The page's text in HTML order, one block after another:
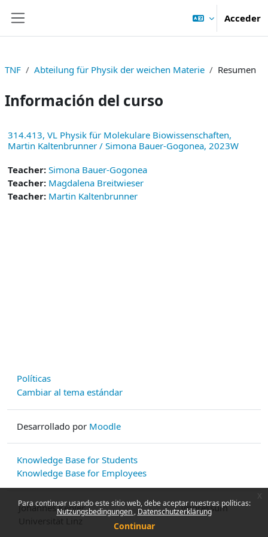
Para continuar usando este sitio web, debe aceptar nuestras políticas:
Nutzungsbedingungen Datenschutzerklärung
Continuar
Acceder
TNF Abteilung für Physik der weichen Materie Resumen
Información del curso
314.413, VL Physik für Molekulare Biowissenschaften,
Martin Kaltenbrunner / Simona Bauer-Gogonea, 2023W
Teacher: Simona Bauer-Gogonea
Teacher: Magdalena Breitwieser
Teacher: Martin Kaltenbrunner
Políticas
Cambiar al tema estándar
Desarrollado por Moodle
Knowledge Base for Students
Knowledge Base for Employees
Johannes Kepler
Impressum